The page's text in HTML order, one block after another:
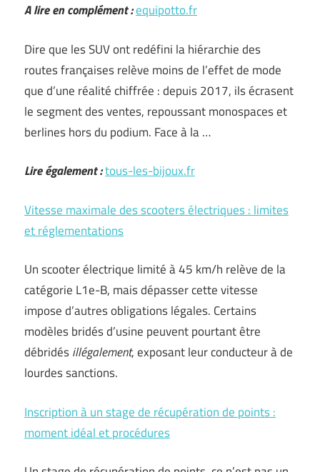
A lire en complément :equipotto.fr
Dire que les SUV ont redéfini la hiérarchie des
routes françaises relève moins de l’effet de mode
que d’une réalité chiffrée : depuis 2017, ils écrasent
le segment des ventes, repoussant monospaces et
berlines hors du podium. Face à la …
Lire également :tous-les-bijoux.fr
Vitesse maximale des scooters électriques : limites
et réglementations
Un scooter électrique limité à 45 km/h relève de la
catégorie L1e-B, mais dépasser cette vitesse
impose d’autres obligations légales. Certains
modèles bridés d’usine peuvent pourtant être
débridésillégalement, exposant leur conducteur à de
lourdes sanctions.
Inscription à un stage de récupération de points :
moment idéal et procédures